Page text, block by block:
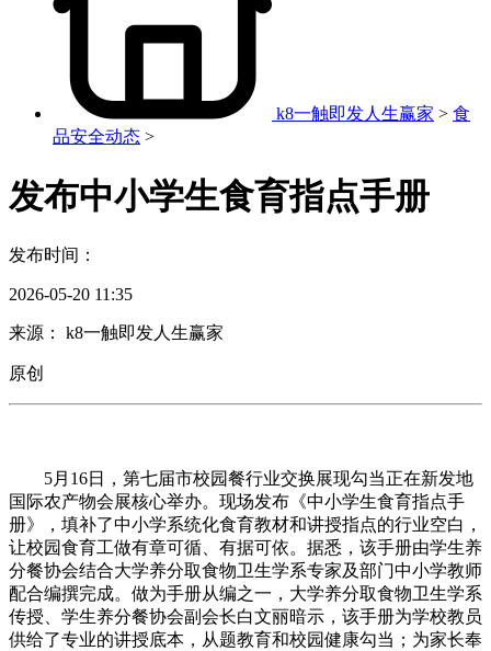
k8一触即发人生赢家 > 食
品安全动态 >
发布中小学生食育指点手册
发布时间：
2026-05-20 11:35
来源： k8一触即发人生赢家
原创
5月16日，第七届市校园餐行业交换展现勾当正在新发地
国际农产物会展核心举办。现场发布《中小学生食育指点手
册》，填补了中小学系统化食育教材和讲授指点的行业空白，
让校园食育工做有章可循、有据可依。据悉，该手册由学生养
分餐协会结合大学养分取食物卫生学系专家及部门中小学教师
配合编撰完成。做为手册从编之一，大学养分取食物卫生学系
传授、学生养分餐协会副会长白文丽暗示，该手册为学校教员
供给了专业的讲授底本，从题教育和校园健康勾当；为家长奉